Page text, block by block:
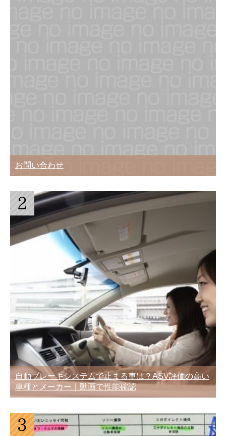
お問い合わせ
自動ブレーキシステムで止まる車は？ASV評価の高い
車種とメーカー｜動画で性能確認